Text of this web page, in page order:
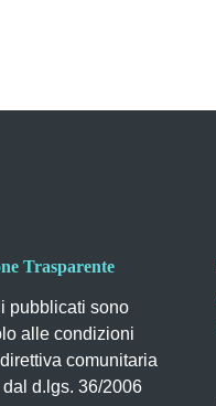
Trasparente
pubblicati sono
alle condizioni
comunitaria
d.lgs. 36/2006